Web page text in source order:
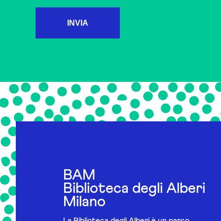
INVIA
BAM
Biblioteca degli Alberi
Milano